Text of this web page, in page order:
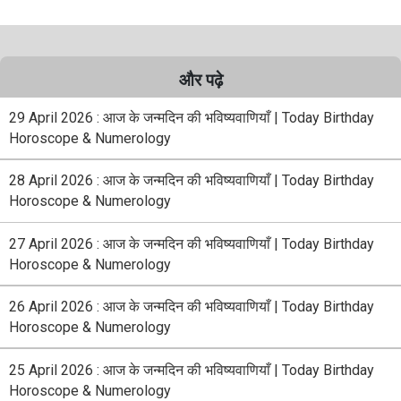
और पढ़े
29 April 2026 : आज के जन्मदिन की भविष्यवाणियाँ | Today Birthday
Horoscope & Numerology
28 April 2026 : आज के जन्मदिन की भविष्यवाणियाँ | Today Birthday
Horoscope & Numerology
27 April 2026 : आज के जन्मदिन की भविष्यवाणियाँ | Today Birthday
Horoscope & Numerology
26 April 2026 : आज के जन्मदिन की भविष्यवाणियाँ | Today Birthday
Horoscope & Numerology
25 April 2026 : आज के जन्मदिन की भविष्यवाणियाँ | Today Birthday
Horoscope & Numerology